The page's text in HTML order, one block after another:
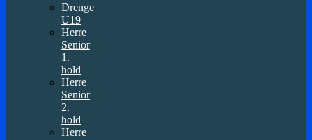
Drenge
U19
Herre
Senior
1.
hold
Herre
Senior
2.
hold
Herre